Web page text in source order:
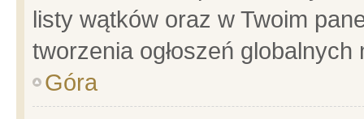
listy wątków oraz w Twoim
tworzenia ogłoszeń
Góra